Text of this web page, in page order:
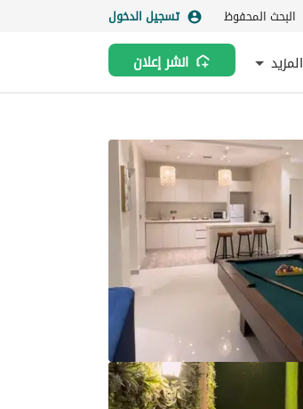
البحث المحفوظ تسجيل الدخول
المزيد انشر إعلان